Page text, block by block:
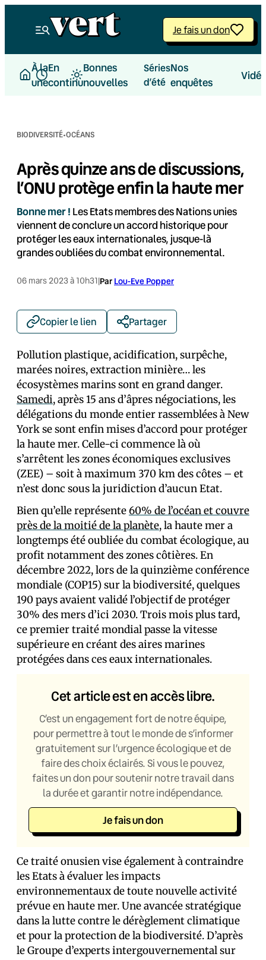
Je fais un don
À la
une
En
continu
Bonnes
nouvelles
Séries
d’été
Nos
enquêtes
BIODIVERSITÉ·OCÉANS
Après quinze ans de discussions,
l’ONU protège enfin la haute mer
Bonne mer ! Les Etats membres des Nations unies
viennent de conclure un accord historique pour
protéger les eaux internationales, jusque-là
grandes oubliées du combat environnemental.
06 mars 2023 à 10h31|Par Lou-Eve Popper
Copier le lien Partager
Pollution plastique, acidification, surpêche,
marées noires, extraction minière… les
écosystèmes marins sont en grand danger.
Samedi, après 15 ans d’âpres négociations, les
délégations du monde entier rassemblées à New
York se sont enfin mises d’accord pour protéger
la haute mer. Celle-ci commence là où
s’arrêtent les zones économiques exclusives
(ZEE) – soit à maximum 370 km des côtes – et
n’est donc sous la juridiction d’aucun Etat.
Bien qu’elle représente 60% de l’océan et couvre
près de la moitié de la planète, la haute mer a
longtemps été oubliée du combat écologique, au
profit notamment des zones côtières. En
décembre 2022, lors de la quinzième conférence
mondiale (COP15) sur la biodiversité, quelques
190 pays avaient validé l’objectif de protéger
30% des mers d’ici 2030. Trois mois plus tard,
ce premier traité mondial passe la vitesse
supérieure en créant des aires marines
protégées dans ces eaux internationales.
Cet article est en accès libre.
C’est un engagement fort de notre équipe,
pour permettre à tout le monde de s’informer
gratuitement sur l’urgence écologique et de
faire des choix éclairés. Si vous le pouvez,
faites un don pour soutenir notre travail dans
la durée et garantir notre indépendance.
Je fais un don
Ce traité onusien vise également à contraindre
les Etats à évaluer les impacts
environnementaux de toute nouvelle activité
prévue en haute mer. Une avancée stratégique
dans la lutte contre le dérèglement climatique
et pour la protection de la biodiversité. D’après
le Groupe d’experts intergouvernemental sur